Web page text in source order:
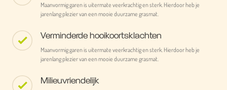
Maanvormig garen is uitermate veerkrachtig en sterk. Hierdoor heb je
jarenlang plezier van een mooie duurzame grasmat.
Verminderde hooikoortsklachten
Maanvormig garen is uitermate veerkrachtig en sterk. Hierdoor heb je
jarenlang plezier van een mooie duurzame grasmat.
Milieuvriendelijk